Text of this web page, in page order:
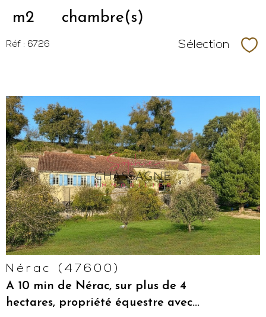
m2 chambre(s)
Réf : 6726 Sélection
VOIR LE
BIEN
Nérac (47600)
A 10 min de Nérac, sur plus de 4
hectares, propriété équestre avec...